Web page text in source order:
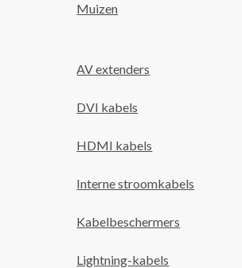
Muizen
AV extenders
DVI kabels
HDMI kabels
Interne stroomkabels
Kabelbeschermers
Lightning-kabels